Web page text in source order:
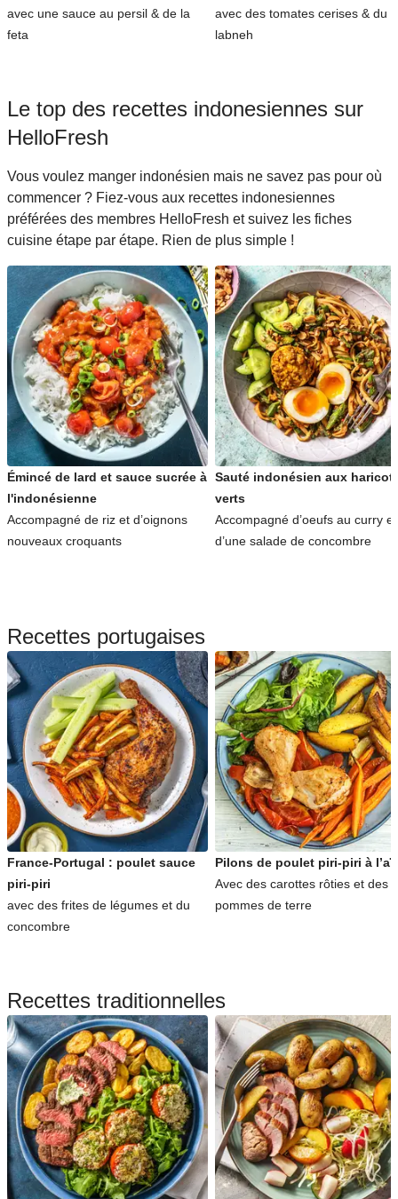
avec une sauce au persil & de la
feta
avec des tomates cerises & du
labneh
Le top des recettes indonesiennes sur
HelloFresh
Vous voulez manger indonésien mais ne savez pas pour où
commencer ? Fiez-vous aux recettes indonesiennes
préférées des membres HelloFresh et suivez les fiches
cuisine étape par étape. Rien de plus simple !
Émincé de lard et sauce sucrée à
l'indonésienne
Accompagné de riz et d’oignons
nouveaux croquants
Sauté indonésien aux
verts
Accompagné d’oeufs au curry et
d’une salade de concombre
Recettes portugaises
France-Portugal : poulet sauce
piri-piri
avec des frites de légumes et du
concombre
Pilons de poulet piri-piri à
Avec des carottes rôties et des
pommes de terre
Recettes traditionnelles